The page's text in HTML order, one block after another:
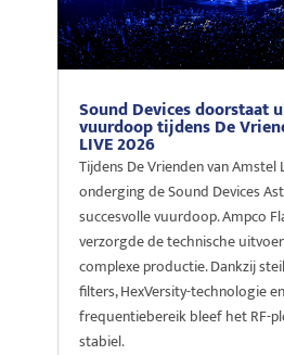
Sound Devices doorstaat
vuurdoop tijdens De
LIVE 2026
Tijdens De Vrienden van Amstel
onderging de Sound Devices
succesvolle vuurdoop. Ampco
verzorgde de technische
complexe productie. Dankzij
filters, HexVersity-technologie
frequentiebereik bleef het RF-
stabiel.